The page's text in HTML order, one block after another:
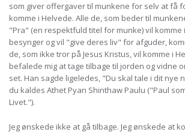
som giver offergaver til munkene for selv at få
komme i Helvede. Alle de, som beder til
"Pra" (en respektfuld titel for munke) vil komme
besynger og vil "give deres liv" for afguder,
de, som ikke tror på Jesus Kristus, vil komme i
befalede mig at tage tilbage til jorden og vidne
set. Han sagde ligeledes, "Du skal tale i dit nye
du kaldes Athet Pyan Shinthaw Paulu ("Paul
Livet.").
Jeg ønskede ikke at gå tilbage. Jeg ønskede at